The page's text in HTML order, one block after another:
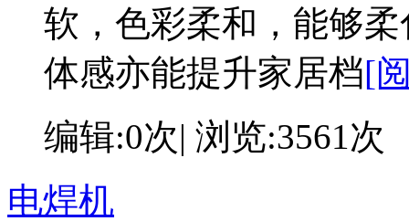
软，色彩柔和，能够
体感亦能提升家居档[
编辑:0次| 浏览:3561次
电焊机